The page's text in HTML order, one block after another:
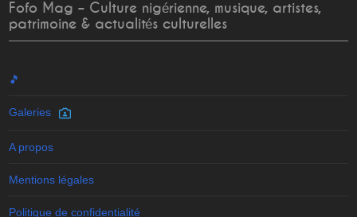
Fofo Mag – Culture nigérienne, musique, artistes,
patrimoine & actualités culturelles
🎵
Galeries
A propos
Mentions légales
Politique de confidentialité